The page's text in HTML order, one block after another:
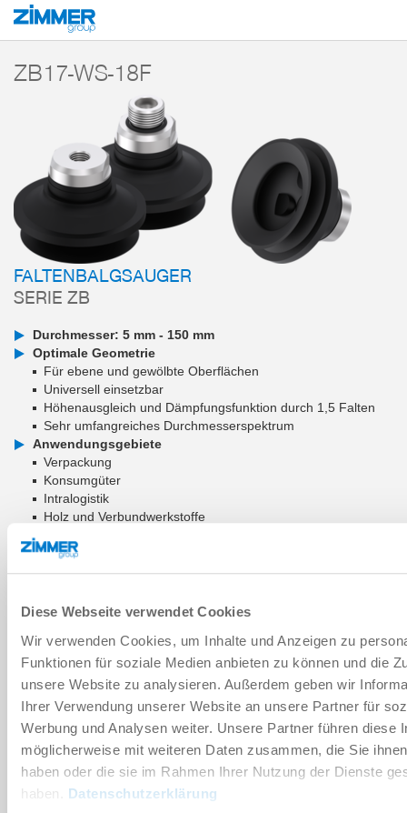
Diese Webseite verwendet Cookies
Wir verwenden Cookies, um Inhalte und Anzeigen zu
Funktionen für soziale Medien anbieten zu können und die
unsere Website zu analysieren. Außerdem geben wir
Ihrer Verwendung unserer Website an unsere Partner für
Werbung und Analysen weiter. Unsere Partner führen diese
möglicherweise mit weiteren Daten zusammen, die Sie
haben oder die sie im Rahmen Ihrer Nutzung der Dienste
haben. Datenschutzerklärung
Start Produkte
ZB17-WS-18F
FALTENBALGSAUGER
SERIE ZB
Durchmesser: 5 mm - 150 mm
Optimale Geometrie
Für ebene und gewölbte Oberflächen
Universell einsetzbar
Höhenausgleich und Dämpfungsfunktion durch 1,5 Falten
Sehr umfangreiches Durchmesserspektrum
Anwendungsgebiete
Verpackung
Konsumgüter
Intralogistik
Holz und Verbundwerkstoffe
ZUM WARENKORB HINZUFÜGEN
ZUM VERGLEICH HINZUFÜGEN
Technische Daten
Verschleißteil